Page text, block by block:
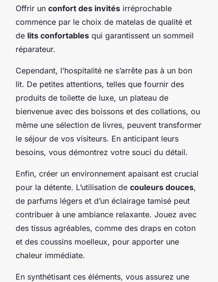
Offrir un confort des invités irréprochable
commence par le choix de matelas de qualité et
de lits confortables qui garantissent un sommeil
réparateur.
Cependant, l’hospitalité ne s’arrête pas à un bon
lit. De petites attentions, telles que fournir des
produits de toilette de luxe, un plateau de
bienvenue avec des boissons et des collations, ou
même une sélection de livres, peuvent transformer
le séjour de vos visiteurs. En anticipant leurs
besoins, vous démontrez votre souci du détail.
Enfin, créer un environnement apaisant est crucial
pour la détente. L’utilisation de couleurs douces,
de parfums légers et d’un éclairage tamisé peut
contribuer à une ambiance relaxante. Jouez avec
des tissus agréables, comme des draps en coton
et des coussins moelleux, pour apporter une
chaleur immédiate.
En synthétisant ces éléments, vous assurez une